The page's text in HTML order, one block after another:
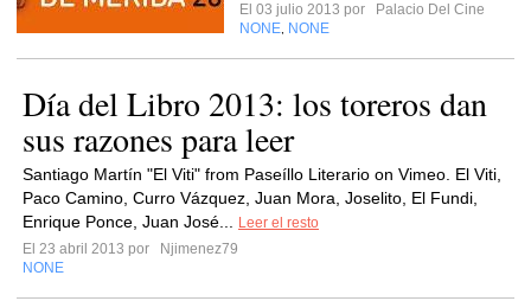
El 03 julio 2013 por
Palacio Del Cine
NONE NONE
Día del Libro 2013: los toreros dan
sus razones para leer
Santiago Martín "El Viti" from Paseíllo Literario on Vimeo. El Viti,
Paco Camino, Curro Vázquez, Juan Mora, Joselito, El Fundi,
Enrique Ponce, Juan José...
Leer el resto
El 23 abril 2013 por
Njimenez79
NONE